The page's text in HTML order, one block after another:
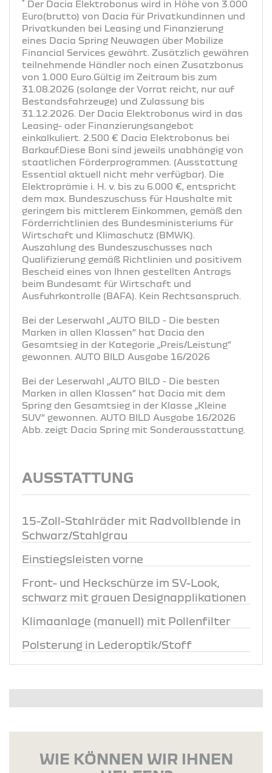
Der Dacia Elektrobonus wird in Höhe von 3.000
Euro(brutto) von Dacia für Privatkundinnen und
Privatkunden bei Leasing und Finanzierung
eines Dacia Spring Neuwagen über Mobilize
Financial Services gewährt. Zusätzlich gewähren
teilnehmende Händler noch einen Zusatzbonus
von 1.000 Euro.Gültig im Zeitraum bis zum
31.08.2026 (solange der Vorrat reicht, nur auf
Bestandsfahrzeuge) und Zulassung bis
31.12.2026. Der Dacia Elektrobonus wird in das
Leasing- oder Finanzierungsangebot
einkalkuliert. 2.500 € Dacia Elektrobonus bei
Barkauf.Diese Boni sind jeweils unabhängig von
staatlichen Förderprogrammen. (Ausstattung
Essential aktuell nicht mehr verfügbar). Die
Elektroprämie i. H. v. bis zu 6.000 €, entspricht
dem max. Bundeszuschuss für Haushalte mit
geringem bis mittlerem Einkommen, gemäß den
Förderrichtlinien des Bundesministeriums für
Wirtschaft und Klimaschutz (BMWK).
Auszahlung des Bundeszuschusses nach
Qualifizierung gemäß Richtlinien und positivem
Bescheid eines von Ihnen gestellten Antrags
beim Bundesamt für Wirtschaft und
Ausfuhrkontrolle (BAFA). Kein Rechtsanspruch.
Bei der Leserwahl „AUTO BILD - Die besten
Marken in allen Klassen“ hat Dacia den
Gesamtsieg in der Kategorie „Preis/Leistung“
gewonnen. AUTO BILD Ausgabe 16/2026
Bei der Leserwahl „AUTO BILD - Die besten
Marken in allen Klassen“ hat Dacia mit dem
Spring den Gesamtsieg in der Klasse „Kleine
SUV“ gewonnen. AUTO BILD Ausgabe 16/2026
Abb. zeigt Dacia Spring mit Sonderausstattung.
AUSSTATTUNG
15-Zoll-Stahlräder mit Radvollblende in
Schwarz/Stahlgrau
Einstiegsleisten vorne
Front- und Heckschürze im SV-Look,
schwarz mit grauen Designapplikationen
Klimaanlage (manuell) mit Pollenfilter
Polsterung in Lederoptik/Stoff
WIE KÖNNEN WIR IHNEN